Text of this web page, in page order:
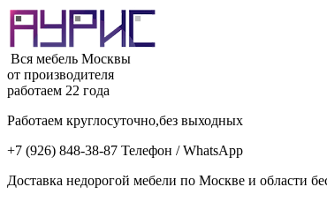
Вся мебель Москвы
от производителя
работаем 22 года
Работаем круглосуточно,без выходных
+7 (926) 848-38-87 Телефон / WhatsApp
Доставка недорогой мебели по Москве и области